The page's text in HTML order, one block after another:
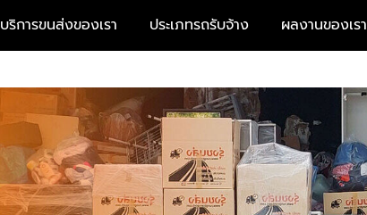
บริการขนส่งของเรา ประเภทรถรับจ้าง ผลงานของเรา